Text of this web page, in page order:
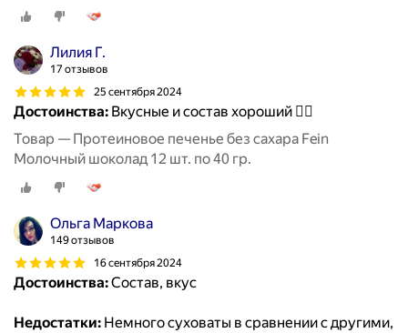
Лилия Г.
17 отзывов
25 сентября 2024
Достоинства: Вкусные и состав хороший 👍🏻
Товар — Протеиновое печенье без сахара Fein
Молочный шоколад 12 шт. по 40 гр.
Ольга Маркова
149 отзывов
16 сентября 2024
Достоинства:Состав, вкус
Недостатки: Немного суховаты в сравнении с другими,